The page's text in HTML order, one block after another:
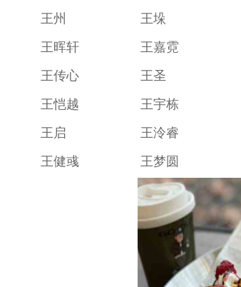
王州
王垛
王晖轩
王嘉霓
王传心
王圣
王恺越
王宇栋
王启
王泠睿
王健彧
王梦圆